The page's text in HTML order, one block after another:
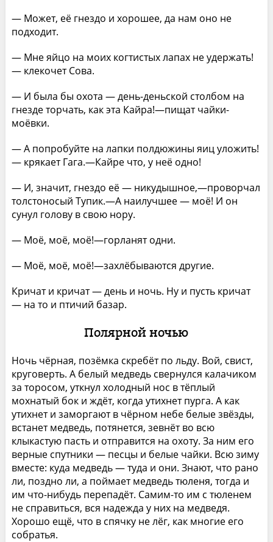
— Может, её гнездо и хорошее, да нам оно не
подходит.
— Мне яйцо на моих когтистых лапах не удержать!
— клекочет Сова.
— И была бы охота — день-деньской столбом на
гнезде торчать, как эта Кайра!—пищат чайки-
моёвки.
— А попробуйте на лапки полдюжины яиц уложить!
— крякает Гага.—Кайре что, у неё одно!
— И, значит, гнездо её — никудышное,—проворчал
толстоносый Тупик.—А наилучшее — моё! И он
сунул голову в свою нору.
— Моё, моё, моё!—горланят одни.
— Моё, моё, моё!—захлёбываются другие.
Кричат и кричат — день и ночь. Ну и пусть кричат
— на то и птичий базар.
Полярной ночью
Ночь чёрная, позёмка скребёт по льду. Вой, свист,
круговерть. А белый медведь свернулся калачиком
за торосом, уткнул холодный нос в тёплый
мохнатый бок и ждёт, когда утихнет пурга. А как
утихнет и заморгают в чёрном небе белые звёзды,
встанет медведь, потянется, зевнёт во всю
клыкастую пасть и отправится на охоту. За ним его
верные спутники — песцы и белые чайки. Всю зиму
вместе: куда медведь — туда и они. Знают, что рано
ли, поздно ли, а поймает медведь тюленя, тогда и
им что-нибудь перепадёт. Самим-то им с тюленем
не справиться, вся надежда у них на медведя.
Хорошо ещё, что в спячку не лёг, как многие его
собратья.